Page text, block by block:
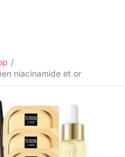
niacinamide et or